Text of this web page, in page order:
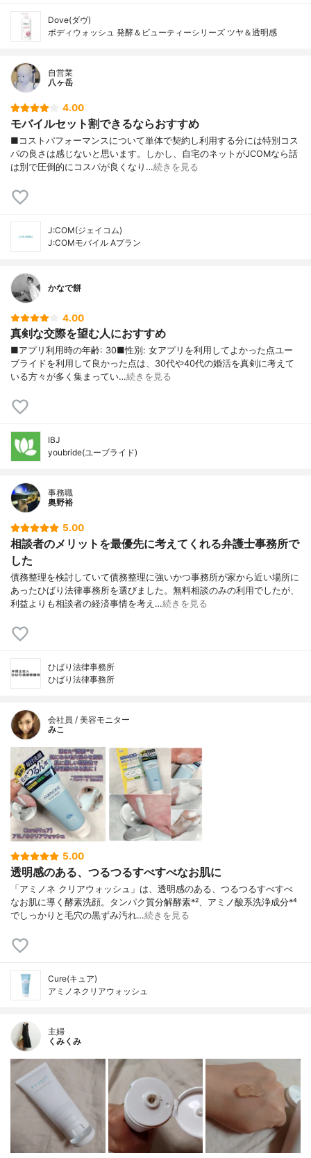
Dove(ダヴ)
ボディウォッシュ 発酵＆ビューティーシリーズ ツヤ＆透明感
自営業
八ヶ岳
4.00
モバイルセット割できるならおすすめ
■コストパフォーマンスについて単体で契約し利用する分には特別コス
パの良さは感じないと思います。しかし、自宅のネットがJCOMなら話
は別で圧倒的にコスパが良くなり…続きを見る
J:COM(ジェイコム)
J:COMモバイル Aプラン
かなで餅
4.00
真剣な交際を望む人におすすめ
■アプリ利用時の年齢: 30■性別: 女アプリを利用してよかった点ユー
ブライドを利用して良かった点は、30代や40代の婚活を真剣に考えて
いる方々が多く集まってい…続きを見る
IBJ
youbride(ユーブライド)
事務職
奥野裕
5.00
相談者のメリットを最優先に考えてくれる弁護士事務所で
した
債務整理を検討していて債務整理に強いかつ事務所が家から近い場所に
あったひばり法律事務所を選びました。無料相談のみの利用でしたが、
利益よりも相談者の経済事情を考え…続きを見る
ひばり法律事務所
ひばり法律事務所
会社員 / 美容モニター
みこ
5.00
透明感のある、つるつるすべすべなお肌に
「アミノネ クリアウォッシュ」は、透明感のある、つるつるすべすべ
なお肌に導く酵素洗顔。タンパク質分解酵素*²、アミノ酸系洗浄成分*⁴
でしっかりと毛穴の黒ずみ汚れ…続きを見る
Cure(キュア)
アミノネクリアウォッシュ
主婦
くみくみ